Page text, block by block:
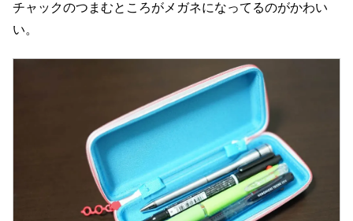
チャックのつまむところがメガネになってるのがかわい
い。